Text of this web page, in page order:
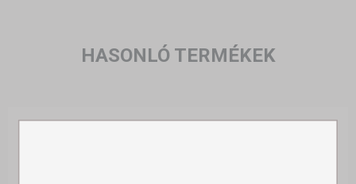
HASONLÓ TERMÉKEK